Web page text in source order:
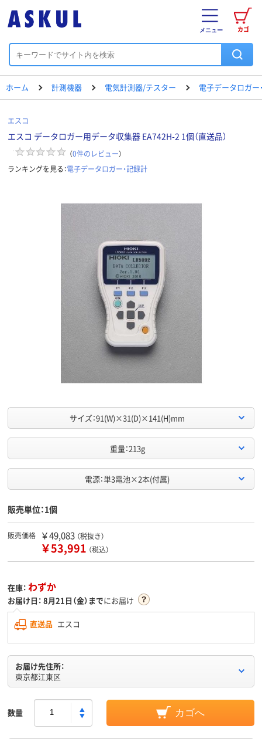
カゴ
メニュー
ホーム 計測機器 電気計測器/テスター 電子データロガー
エスコ
エスコ データロガー用データ収集器 EA742H-2 1個（直送品）
（0件のレビュー）
ランキングを見る：電子データロガー・記録計
サイズ：91(W)×31(D)×141(H)mm
重量：213g
電源：単3電池×2本(付属)
販売単位：1個
販売価格 ￥49,083 （税抜き）
￥53,991 （税込）
在庫： わずか
お届け日： 8月21日（金）までにお届け
直送品 エスコ
お届け先住所：
東京都江東区
数量 カゴへ